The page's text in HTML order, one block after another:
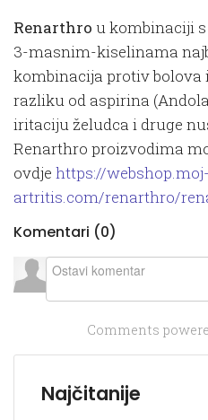
Renarthro u kombinaciji
3-masnim-kiselinama
kombinacija protiv bolova
razliku od aspirina
iritaciju želudca i druge
Renarthro proizvodima
ovdje https://webshop.moj-
artritis.com/renarthro/
Komentari (0)
Comments
Najčitanije